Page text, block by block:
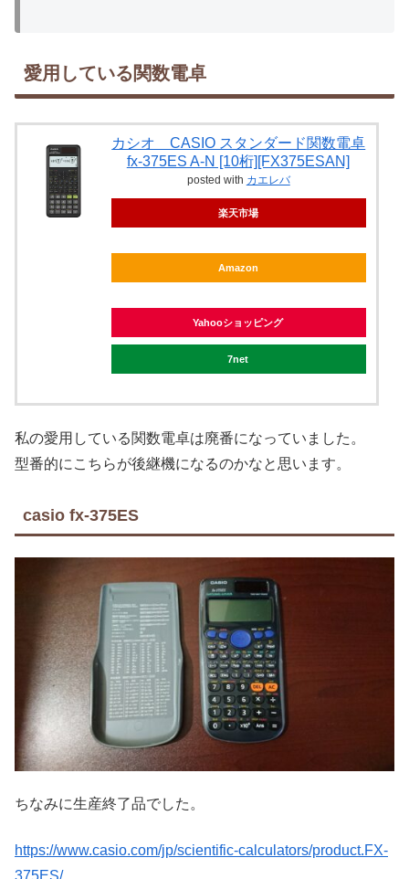
愛用している関数電卓
カシオ CASIO スタンダード関数電卓
fx-375ES A-N [10桁][FX375ESAN]
posted with カエレバ
楽天市場
Amazon
Yahooショッピング
7net
私の愛用している関数電卓は廃番になっていました。
型番的にこちらが後継機になるのかなと思います。
casio fx-375ES
ちなみに生産終了品でした。
https://www.casio.com/jp/scientific-calculators/product.FX-
375ES/